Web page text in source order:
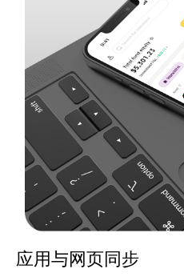
应用与网页同步